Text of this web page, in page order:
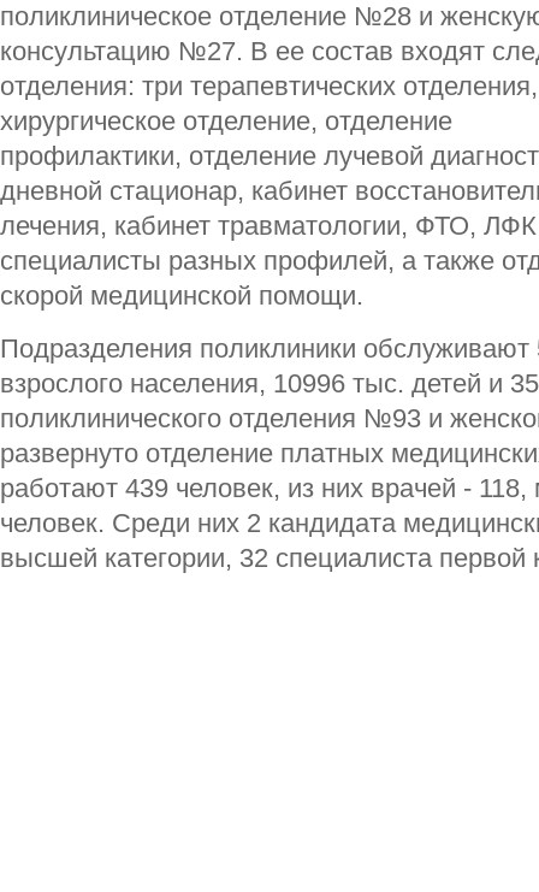
поликлиническое отделение №28 и
консультацию №27. В ее состав входят
отделения: три терапевтических отделения,
хирургическое отделение, отделение
профилактики, отделение лучевой
дневной стационар, кабинет
лечения, кабинет травматологии, ФТО,
специалисты разных профилей, а также
скорой медицинской помощи.
Подразделения поликлиники обслуживают
взрослого населения, 10996 тыс. детей и
поликлинического отделения №93 и
развернуто отделение платных
работают 439 человек, из них врачей -
человек. Среди них 2 кандидата
высшей категории, 32 специалиста первой